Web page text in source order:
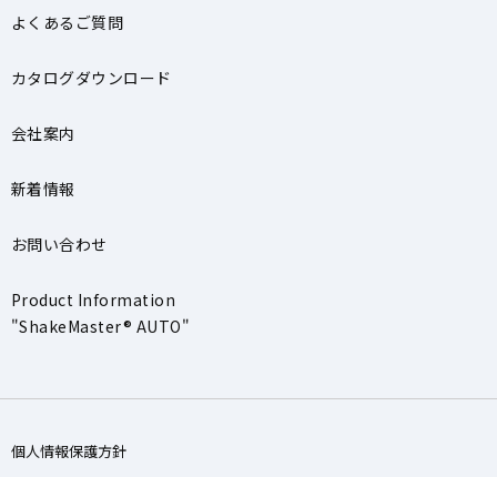
よくあるご質問
カタログダウンロード
会社案内
新着情報
お問い合わせ
Product Information
"ShakeMaster® AUTO"
個人情報保護方針